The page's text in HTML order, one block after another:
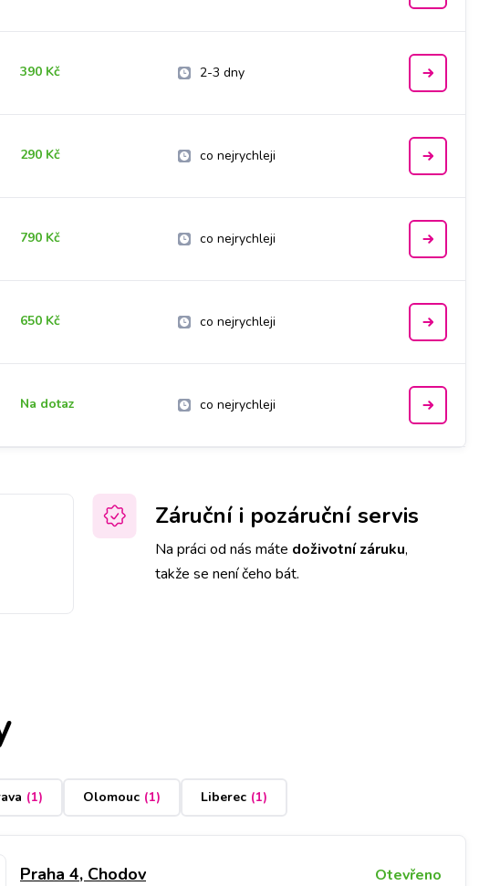
390 Kč 2-3 dny
290 Kč co nejrychleji
790 Kč co nejrychleji
650 Kč co nejrychleji
Na dotaz co nejrychleji
Záruční i pozáruční servis
Na práci od nás máte doživotní záruku,
takže se není čeho bát.
(1) Olomouc (1) Liberec (1)
Praha 4, Chodov Otevřeno